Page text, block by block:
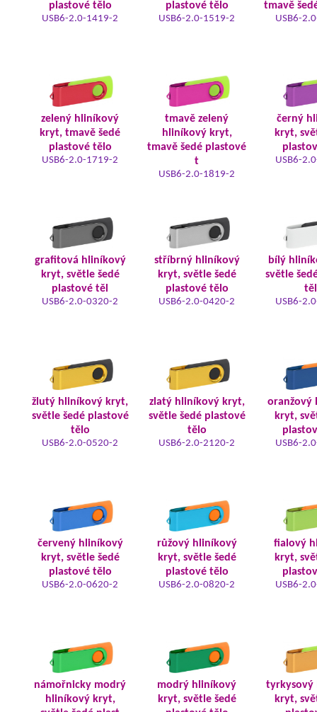
plastové tělo
USB6-2.0-1419-2
plastové tělo
USB6-2.0-1519-2
tmavě
USB6-
zelený hliníkový
kryt, tmavě šedé
plastové tělo
USB6-2.0-1719-2
tmavě zelený
hliníkový kryt,
tmavě šedé plastové
t
USB6-2.0-1819-2
černý
kryt,
USB6-
grafitová hliníkový
kryt, světle šedé
plastové těl
USB6-2.0-0320-2
stříbrný hliníkový
kryt, světle šedé
plastové tělo
USB6-2.0-0420-2
bílý
světle
USB6-
žlutý hliníkový kryt,
světle šedé plastové
tělo
USB6-2.0-0520-2
zlatý hliníkový kryt,
světle šedé plastové
tělo
USB6-2.0-2120-2
oranžový
kryt,
USB6-
červený hliníkový
kryt, světle šedé
plastové tělo
USB6-2.0-0620-2
růžový hliníkový
kryt, světle šedé
plastové tělo
USB6-2.0-0820-2
fialový
kryt,
USB6-
námořnicky modrý
hliníkový kryt,
modrý hliníkový
kryt, světle šedé
tyrkysový
kryt,